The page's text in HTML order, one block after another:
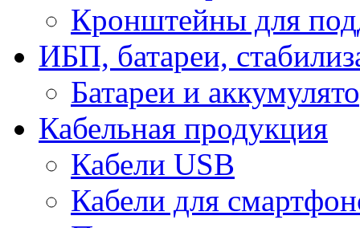
Кронштейны для
ИБП, батареи,
Батареи и
Кабельная продукция
Кабели USB
Кабели для